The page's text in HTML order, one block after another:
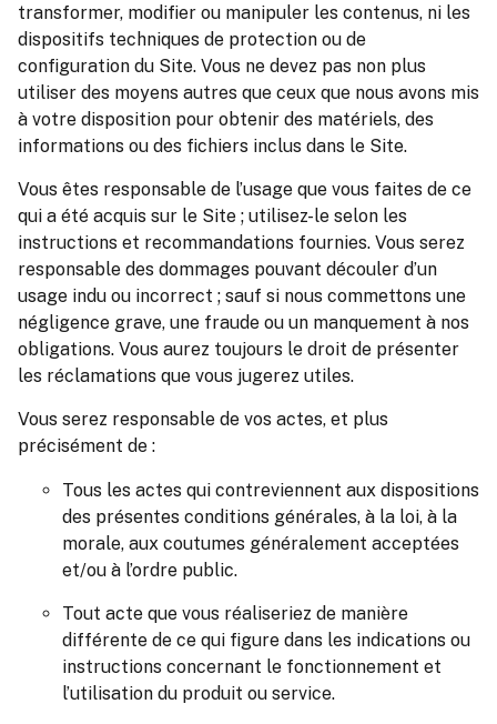
transformer, modifier ou manipuler les contenus, ni les
dispositifs techniques de protection ou de
configuration du Site. Vous ne devez pas non plus
utiliser des moyens autres que ceux que nous avons mis
à votre disposition pour obtenir des matériels, des
informations ou des fichiers inclus dans le Site.
Vous êtes responsable de l’usage que vous faites de ce
qui a été acquis sur le Site ; utilisez-le selon les
instructions et recommandations fournies. Vous serez
responsable des dommages pouvant découler d’un
usage indu ou incorrect ; sauf si nous commettons une
négligence grave, une fraude ou un manquement à nos
obligations. Vous aurez toujours le droit de présenter
les réclamations que vous jugerez utiles.
Vous serez responsable de vos actes, et plus
précisément de :
Tous les actes qui contreviennent aux dispositions
des présentes conditions générales, à la loi, à la
morale, aux coutumes généralement acceptées
et/ou à l’ordre public.
Tout acte que vous réaliseriez de manière
différente de ce qui figure dans les indications ou
instructions concernant le fonctionnement et
l’utilisation du produit ou service.